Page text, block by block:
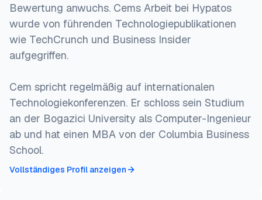
Bewertung anwuchs. Cems Arbeit bei Hypatos
wurde von führenden Technologiepublikationen
wie TechCrunch und Business Insider
aufgegriffen.
Cem spricht regelmäßig auf internationalen
Technologiekonferenzen. Er schloss sein Studium
an der Bogazici University als Computer-Ingenieur
ab und hat einen MBA von der Columbia Business
School.
Vollständiges Profil anzeigen